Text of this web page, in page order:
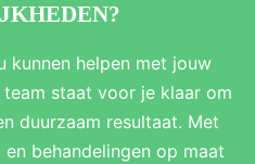
kunnen helpen met jouw
staat voor je klaar om
duurzaam resultaat. Met
behandelingen op maat